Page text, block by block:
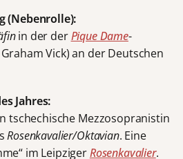
(Nebenrolle):
in der derPique Dame-
Vick) an der Deutschen
Jahres:
tschechische Mezzosopranistin
Rosenkavalier/Oktavian. Eine
im LeipzigerRosenkavalier.